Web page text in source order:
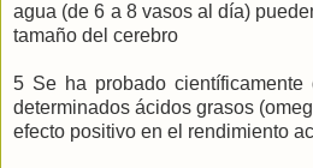
agua (de 6 a 8 vasos al día)
tamaño del cerebro
5 Se ha probado
determinados ácidos grasos
efecto positivo en el rendimiento